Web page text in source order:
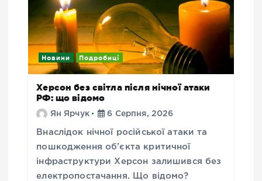
Новини Подробиці
Херсон без світла після нічної атаки
РФ: що відомо
Ян Ярчук 6 Серпня, 2026
Внаслідок нічної російської атаки та
пошкодження об’єкта критичної
інфраструктури Херсон залишився без
електропостачання. Що відомо?